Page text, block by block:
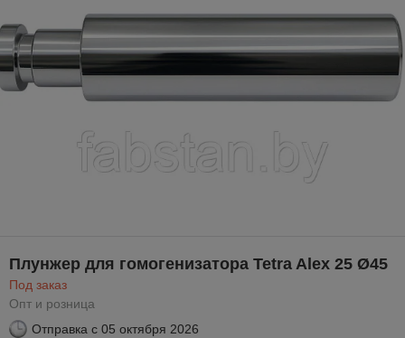
Плунжер для гомогенизатора Tetra Alex 25 Ø45
Под заказ
Опт и розница
Отправка с 05 октября 2026